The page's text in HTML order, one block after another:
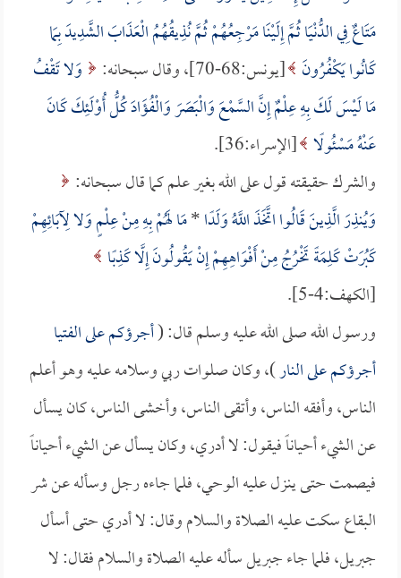
مَتَاعٌ فِي الدُّنْيَا ثُمَّ إِلَيْنَا مَرْجِعُهُمْ ثُمَّ نُذِيقُهُمُ الْعَذَابَ الشَّدِيدَ بِمَا
كَانُوا يَكْفُرُونَ [يونس:68-70]، وقال سبحانه:
وَلا تَقْفُ
مَا لَيْسَ لَكَ بِهِ عِلْمٌ إِنَّ السَّمْعَ وَالْبَصَرَ وَالْفُؤَادَ كُلُّ أُوْلَئِكَ كَانَ
عَنْهُ مَسْئُولًا [الإسراء:36].
والشرك حقيقته قول على الله بغير علم كما قال سبحانه:
وَيُنذِرَ الَّذِينَ قَالُوا اتَّخَذَ اللَّهُ وَلَدًا*مَا لَهُمْ بِهِ مِنْ عِلْمٍ وَلا لِآبَائِهِمْ
كَبُرَتْ كَلِمَةً تَخْرُجُ مِنْ أَفْوَاهِهِمْ إِنْ يَقُولُونَ إِلَّا كَذِبًا
[الكهف:4-5].
ورسول الله صلى الله عليه وسلم قال: (أجرؤكم على الفتيا
أجرؤكم على النار)، وكان صلوات ربي وسلامه عليه وهو أعلم
الناس، وأفقه الناس، وأتقى الناس، وأخشى الناس، كان يسأل
عن الشيء أحياناً فيقول: لا أدري، وكان يسأل عن الشيء أحياناً
فيصمت حتى ينزل عليه الوحي، فلما جاءه رجل وسأله عن شر
البقاع سكت عليه الصلاة والسلام وقال: لا أدري حتى أسأل
جبريل، فلما جاء جبريل سأله عليه الصلاة والسلام فقال: لا